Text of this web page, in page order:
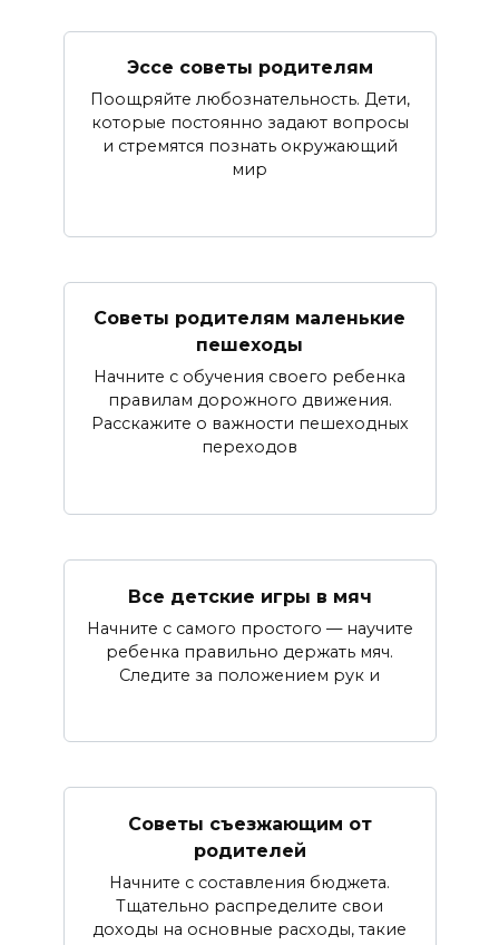
Эссе советы родителям
Поощряйте любознательность. Дети,
которые постоянно задают вопросы
и стремятся познать окружающий
мир
Советы родителям маленькие
пешеходы
Начните с обучения своего ребенка
правилам дорожного движения.
Расскажите о важности пешеходных
переходов
Все детские игры в мяч
Начните с самого простого — научите
ребенка правильно держать мяч.
Следите за положением рук и
Советы съезжающим от
родителей
Начните с составления бюджета.
Тщательно распределите свои
доходы на основные расходы, такие